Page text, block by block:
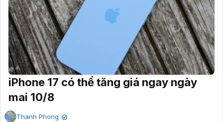
iPhone 17 có thể tăng giá ngay ngày
mai 10/8
Thanh Phong ✔